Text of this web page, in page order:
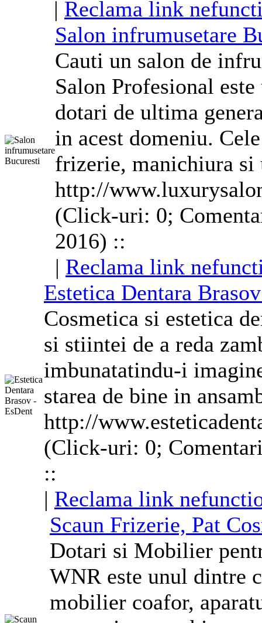
| Reclama link
Salon infrumusetare
Cauti un salon de
Salon Profesional
dotari de ultima
in acest domeniu.
frizerie, manichiura
http://
(Click-uri: 0;
2016) ::
| Reclama link
Estetica Dentara
Cosmetica si estetica
si stiintei de a reda
imbunatatindu-i
starea de bine in
http://
(Click-uri: 0;
::
| Reclama link
Scaun Frizerie, Pat
Dotari si Mobilier
WNR este unul dintre
mobilier coafor,